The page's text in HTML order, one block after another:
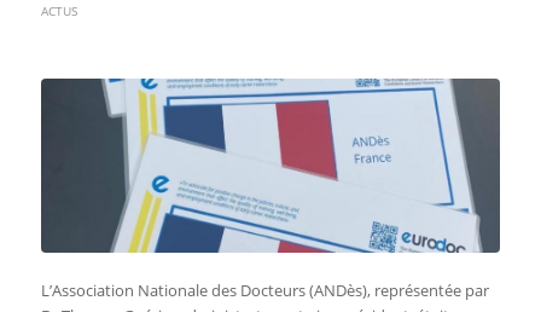
ACTUS
L’Association Nationale des Docteurs (ANDès), représentée par